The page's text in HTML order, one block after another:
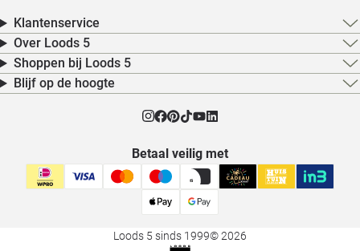
Klantenservice
Over Loods 5
Shoppen bij Loods 5
Blijf op de hoogte
Betaal veilig met
Loods 5 sinds 1999© 2026